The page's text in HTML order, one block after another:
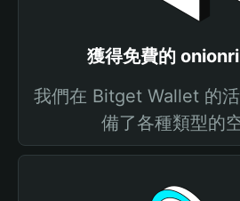
獲得免費的
我們在 Bitget Wallet 的
備了各種類型的